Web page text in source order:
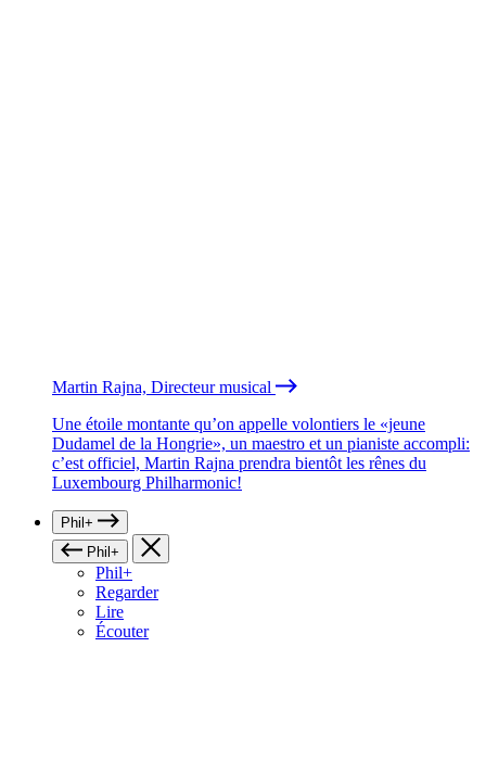
Martin Rajna, Directeur musical
Une étoile montante qu’on appelle volontiers le «jeune
Dudamel de la Hongrie», un maestro et un pianiste accompli:
c’est officiel, Martin Rajna prendra bientôt les rênes du
Luxembourg Philharmonic!
Phil+
Phil+
Phil+
Regarder
Lire
Écouter